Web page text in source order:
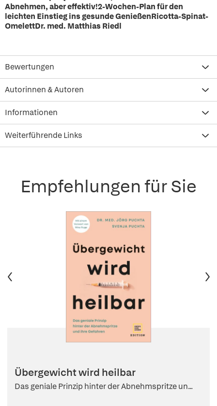
Abnehmen, aber effektiv!2-Wochen-Plan für den
leichten Einstieg ins gesunde GenießenRicotta-Spinat-
OmelettDr. med. Matthias Riedl
Bewertungen
Autorinnen & Autoren
Informationen
Weiterführende Links
Empfehlungen für Sie
Übergewicht wird heilbar
Das geniale Prinzip hinter der Abnehmspritze un...